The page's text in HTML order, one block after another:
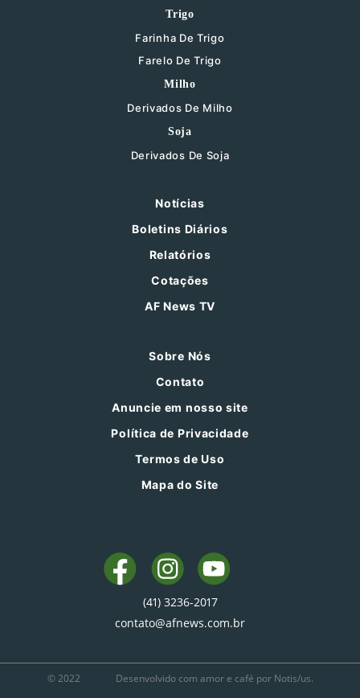
Trigo
Farinha De Trigo
Farelo De Trigo
Milho
Derivados De Milho
Soja
Derivados De Soja
Notícias
Boletins Diários
Relatórios
Cotações
AF News TV
Sobre Nós
Contato
Anuncie em nosso site
Política de Privacidade
Termos de Uso
Mapa do Site
(41) 3236-2017
contato@afnews.com.br
© 2022 Desenvolvido com amor e café por Notis/us.